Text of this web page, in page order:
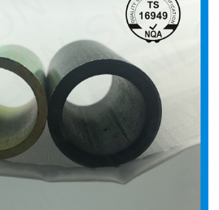
Carburatie of ontlaten of hoogfrequent blussen